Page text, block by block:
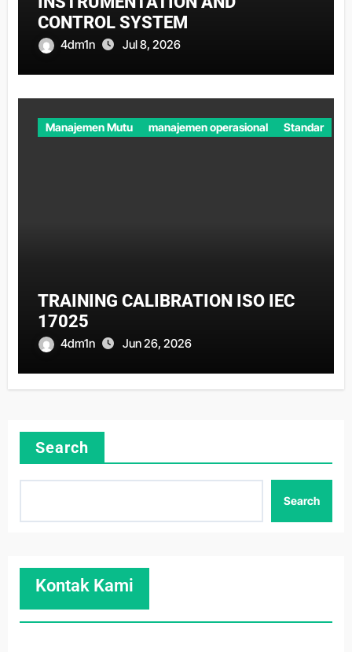
CONTROL SYSTEM
4dm1n Jul 8, 2026
Manajemen Mutu manajemen operasional Standar
TRAINING CALIBRATION ISO IEC
17025
4dm1n Jun 26, 2026
Search
Search
Kontak Kami